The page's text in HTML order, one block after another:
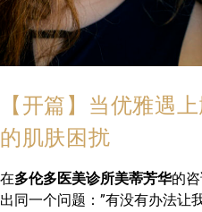
【开篇】当优雅遇
的肌肤困扰
在多伦多医美诊所美蒂芳华的
出同一个问题：”有没有办法让